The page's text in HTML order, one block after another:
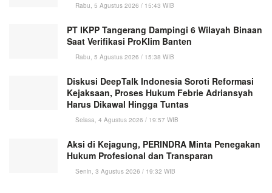
Rabu, 5 Agustus 2026 / 15:43 WIB
PT IKPP Tangerang Dampingi 6 Wilayah Binaan
Saat Verifikasi ProKlim Banten
Rabu, 5 Agustus 2026 / 15:38 WIB
Diskusi DeepTalk Indonesia Soroti Reformasi
Kejaksaan, Proses Hukum Febrie Adriansyah
Harus Dikawal Hingga Tuntas
Selasa, 4 Agustus 2026 / 19:57 WIB
Aksi di Kejagung, PERINDRA Minta Penegakan
Hukum Profesional dan Transparan
Senin, 3 Agustus 2026 / 19:32 WIB